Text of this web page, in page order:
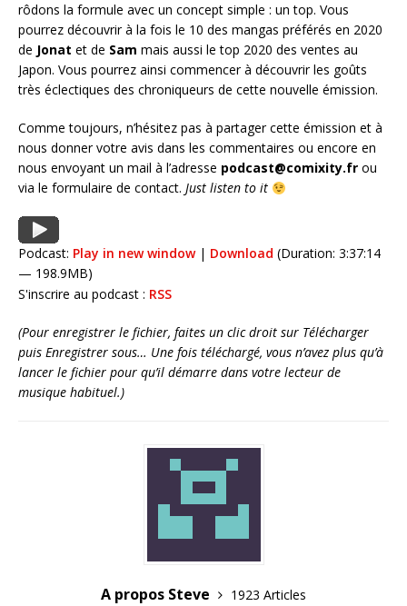
rôdons la formule avec un concept simple : un top. Vous
pourrez découvrir à la fois le 10 des mangas préférés en 2020
de Jonat et de Sam mais aussi le top 2020 des ventes au
Japon. Vous pourrez ainsi commencer à découvrir les goûts
très éclectiques des chroniqueurs de cette nouvelle émission.
Comme toujours, n’hésitez pas à partager cette émission et à
nous donner votre avis dans les commentaires ou encore en
nous envoyant un mail à l’adresse podcast@comixity.fr ou
via le formulaire de contact. Just listen to it
Podcast: Play in new window| Download (Duration: 3:37:14
— 198.9MB)
S'inscrire au podcast : RSS
(Pour enregistrer le fichier, faites un clic droit sur Télécharger
puis Enregistrer sous… Une fois téléchargé, vous n’avez plus qu’à
lancer le fichier pour qu’il démarre dans votre lecteur de
musique habituel.)
A propos Steve
1923 Articles